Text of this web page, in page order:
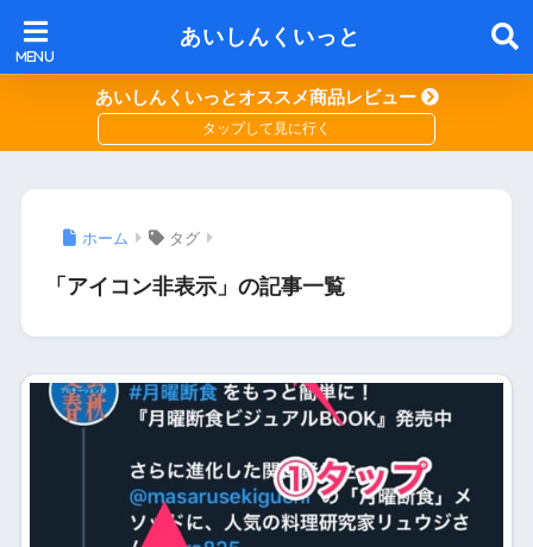
あいしんくいっと
あいしんくいっとオススメ商品レビュー
ホーム タグ
「アイコン非表示」の記事一覧